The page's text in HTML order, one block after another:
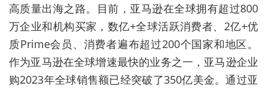
高质量出海之路。目前，亚马逊在全球拥有超过800
万企业和机构买家，数亿+全球活跃消费者、2亿+优
质Prime会员、消费者遍布超过200个国家和地区。
作为亚马逊在全球增速最快的业务之一，亚马逊企业
购2023年全球销售额已经突破了350亿美金。通过亚